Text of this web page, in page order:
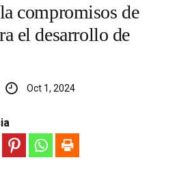
compromisos de
el desarrollo de
Oct 1, 2024